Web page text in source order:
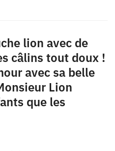
lion avec de
câlins tout doux !
avec sa belle
Lion
que les